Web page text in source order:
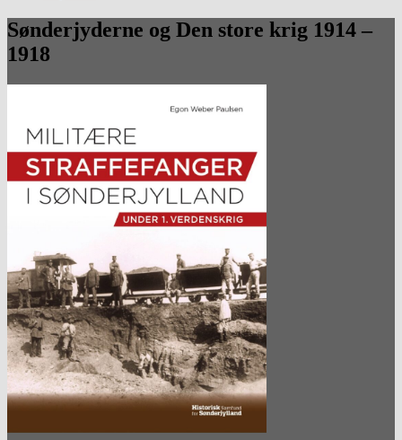
Sønderjyderne og Den store krig 1914 –
1918